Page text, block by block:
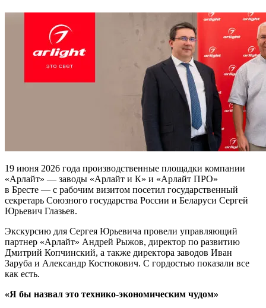
19 июня 2026 года производственные площадки компании
«Арлайт» — заводы «Арлайт и К» и «Арлайт ПРО»
в Бресте — с рабочим визитом посетил государственный
секретарь Союзного государства России и Беларуси Сергей
Юрьевич Глазьев.
Экскурсию для Сергея Юрьевича провели управляющий
партнер «Арлайт» Андрей Рыжов, директор по развитию
Дмитрий Копчинский, а также директора заводов Иван
Заруба и Александр Костюкович. С гордостью показали все
как есть.
«Я бы назвал это технико-экономическим чудом»